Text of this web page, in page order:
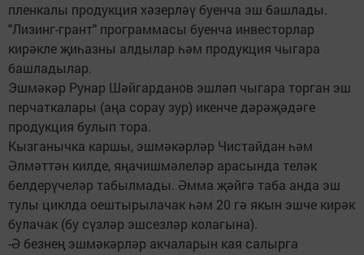
пленкалы продукция хәзерләү буенча эш башлады.
"Лизинг-грант" программасы буенча инвесторлар
кирәкле җиһазны алдылар һәм продукция чыгара
башладылар.
Эшмәкәр Рунар Шәйгарданов эшләп чыгара торган эш
перчаткалары (аңа сорау зур) икенче дәрәҗәдәге
продукция булып тора.
Кызганычка каршы, эшмәкәрләр Чистайдан һәм
Әлмәттән килде, яңачишмәлеләр арасында теләк
белдерүчеләр табылмады. Әмма җәйгә таба анда эш
тулы циклда оештырылачак һәм 20 гә якын эшче кирәк
булачак (бу сүзләр эшсезләр колагына).
-Ә безнең эшмәкәрләр акчаларын кая салырга